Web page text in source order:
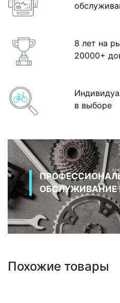
8 лет на
20000+
в выборе
ОБСЛУЖИВАНИЕ
Похожие товары